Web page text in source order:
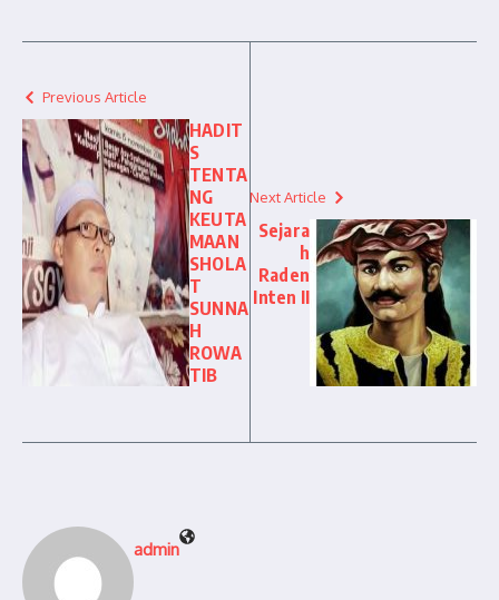
Previous Article
HADIT
S
TENTA
NG
KEUTA
MAAN
SHOLA
T
SUNNA
H
ROWA
TIB
Next Article
Sejara
h
Raden
Inten II
admin